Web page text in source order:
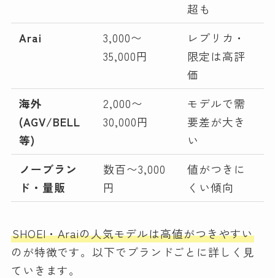
超も
Arai
3,000〜
35,000円
レプリカ・
限定は高評
価
海外
(AGV/BELL
等)
2,000〜
30,000円
モデルで需
要差が大き
い
ノーブラン
ド・量販
数百〜3,000
円
値がつきに
くい傾向
SHOEI・Araiの人気モデルは高値がつきやすい
のが特徴です。以下でブランドごとに詳しく見
ていきます。